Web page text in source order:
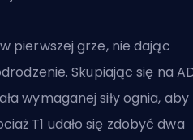
pierwszej grze, nie dając
Skupiając się na
wymaganej siły ognia, aby
T1 udało się zdobyć dwa